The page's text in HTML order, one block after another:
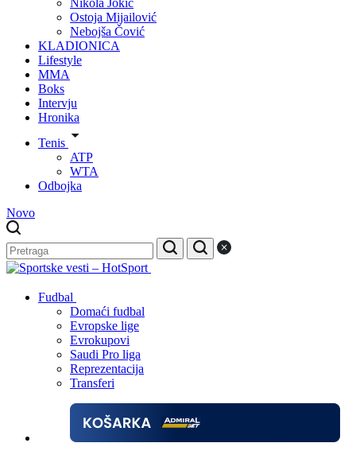
Nikola Jokić
Ostoja Mijailović
Nebojša Čović
KLADIONICA
Lifestyle
MMA
Boks
Intervju
Hronika
Tenis
ATP
WTA
Odbojka
Novo
Fudbal
Domaći fudbal
Evropske lige
Evrokupovi
Saudi Pro liga
Reprezentacija
Transferi